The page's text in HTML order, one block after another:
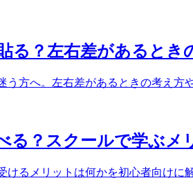
る？左右差があるとき
方へ。左右差があるときの考え方
る？スクールで学ぶメ
るメリットは何かを初心者向け